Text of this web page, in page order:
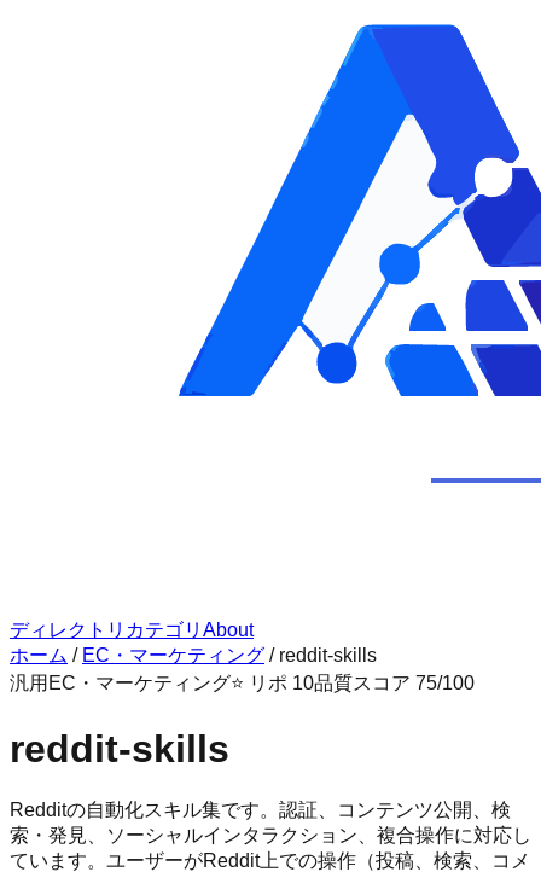
ディレクトリ カテゴリ About
ホーム / EC・マーケティング / reddit-skills
汎用 EC・マーケティング⭐ リポ 10品質スコア 75/100
reddit-skills
Redditの自動化スキル集です。認証、コンテンツ公開、検
索・発見、ソーシャルインタラクション、複合操作に対応し
ています。ユーザーがReddit上での操作（投稿、検索、コメ